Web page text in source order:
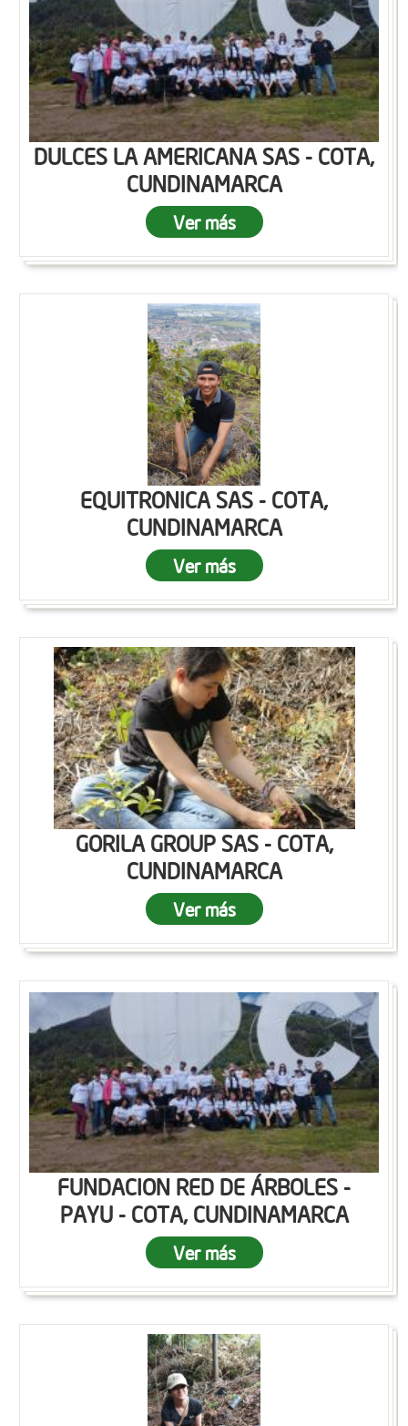
DULCES LA AMERICANA SAS - COTA,
CUNDINAMARCA
Ver más
EQUITRONICA SAS - COTA,
CUNDINAMARCA
Ver más
GORILA GROUP SAS - COTA,
CUNDINAMARCA
Ver más
FUNDACION RED DE ÁRBOLES -
PAYU - COTA, CUNDINAMARCA
Ver más